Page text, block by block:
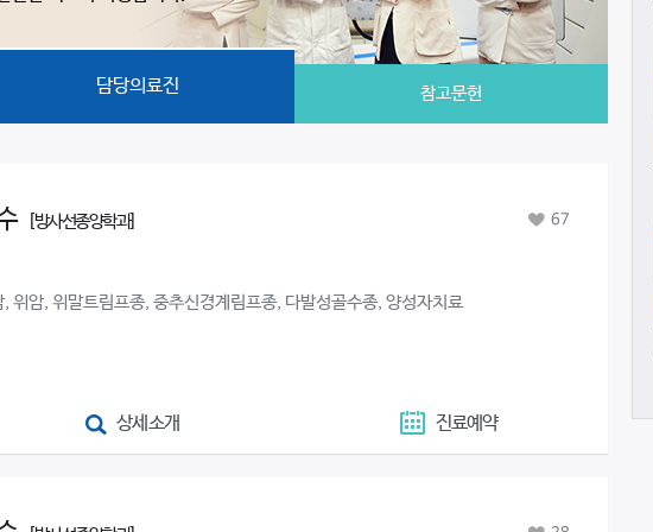
담당의료진 참고문헌
[방사선종양학과]
위암, 위말트림프종, 중추신경계림프종, 다발성골수종, 양성자치료
67
상세소개 진료예약